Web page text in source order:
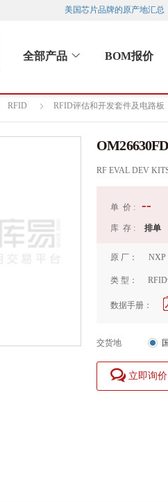
美国芯片品牌的原产地汇总
全部产品 BOM报价
RFID RFID评估和开发套件及电路板
RF EVAL DEV
单 价 : --
库 存 : 排单
原 厂： NXP
类 型：
数据手册：
交货地
立即询价